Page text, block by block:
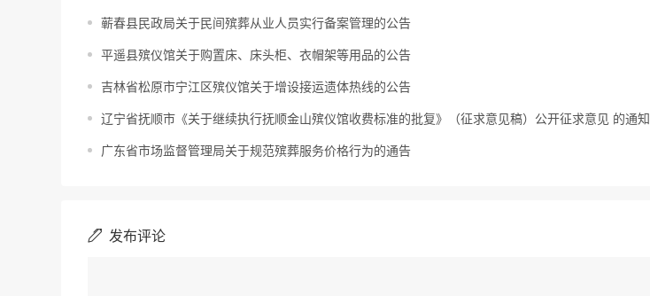
蕲春县民政局关于民间殡葬从业人员实行备案管理的公告
平遥县殡仪馆关于购置床、床头柜、衣帽架等用品的公告
吉林省松原市宁江区殡仪馆关于增设接运遗体热线的公告
辽宁省抚顺市《关于继续执行抚顺金山殡仪馆收费标准的批复》（征求意见稿）公开征求意见 的通知
广东省市场监督管理局关于规范殡葬服务价格行为的通告
发布评论